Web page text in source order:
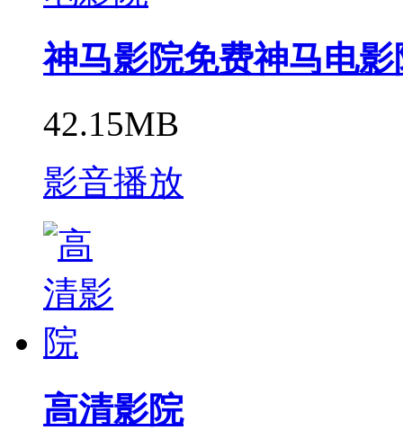
神马影院免费神马电影
42.15MB
影音播放
高清影院